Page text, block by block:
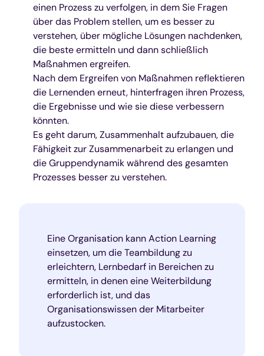
einen Prozess zu verfolgen, in dem Sie Fragen
über das Problem stellen, um es besser zu
verstehen, über mögliche Lösungen nachdenken,
die beste ermitteln und dann schließlich
Maßnahmen ergreifen.
Nach dem Ergreifen von Maßnahmen reflektieren
die Lernenden erneut, hinterfragen ihren Prozess,
die Ergebnisse und wie sie diese verbessern
könnten.
Es geht darum, Zusammenhalt aufzubauen, die
Fähigkeit zur Zusammenarbeit zu erlangen und
die Gruppendynamik während des gesamten
Prozesses besser zu verstehen.
Eine Organisation kann Action Learning
einsetzen, um die Teambildung zu
erleichtern, Lernbedarf in Bereichen zu
ermitteln, in denen eine Weiterbildung
erforderlich ist, und das
Organisationswissen der Mitarbeiter
aufzustocken.